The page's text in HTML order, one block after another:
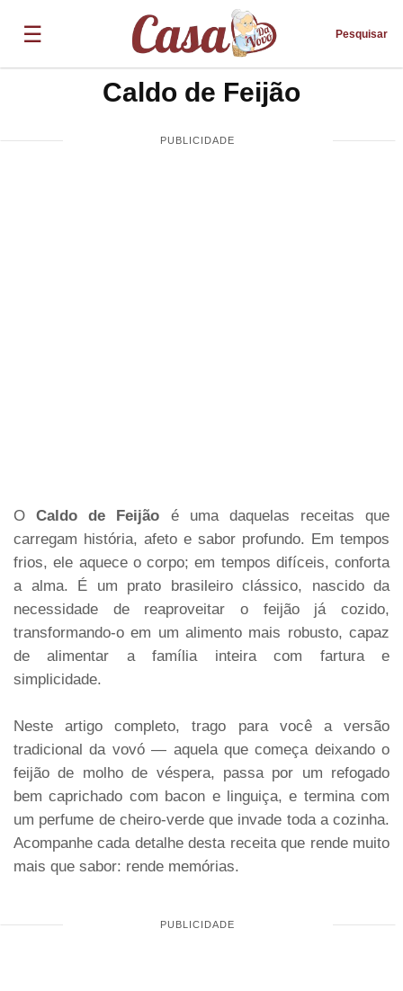
☰ Pesquisar
Caldo de Feijão
OCaldo de Feijão é uma daquelas receitas que
carregam história, afeto e sabor profundo. Em tempos
frios, ele aquece o corpo; em tempos difíceis, conforta
a alma. É um prato brasileiro clássico, nascido da
necessidade de reaproveitar o feijão já cozido,
transformando-o em um alimento mais robusto, capaz
de alimentar a família inteira com fartura e
simplicidade.
Neste artigo completo, trago para você a versão
tradicional da vovó — aquela que começa deixando o
feijão de molho de véspera, passa por um refogado
bem caprichado com bacon e linguiça, e termina com
um perfume de cheiro-verde que invade toda a cozinha.
Acompanhe cada detalhe desta receita que rende muito
mais que sabor: rende memórias.